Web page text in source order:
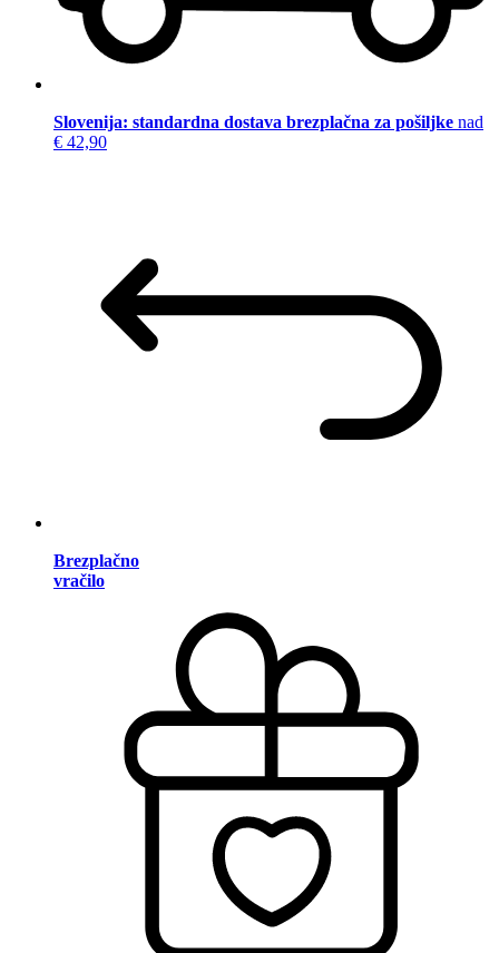
Slovenija: standardna dostava brezplačna za pošiljke nad
€ 42,90
Brezplačno
vračilo